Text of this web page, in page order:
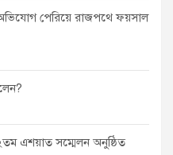
অভিযোগ পেরিয়ে রাজপথে ফয়সাল
এশয়াত সম্মেলন অনুষ্ঠিত